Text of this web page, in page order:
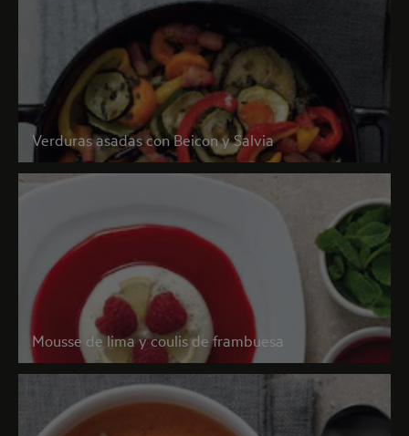
Verduras asadas con Beicon y Salvia
Mousse de lima y coulis de frambuesa